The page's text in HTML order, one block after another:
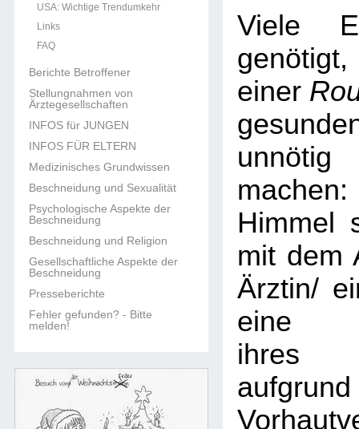
USA: Wichtige Trendumkehr
Links
FAQ
Berichte Betroffener
Stellungnahmen von
Ärztegesellschaften
INFOS für JUNGEN
INFOS FÜR ELTERN
Medizinisches Grundwissen
Beschneidung und Sexualität
Psychologische Aspekte der
Beschneidung
Beschneidung und Religion
Gesellschaftliche Aspekte der
Beschneidung
Presseberichte
Fehler gefunden? - Bitte
melden!
Viele
einer
Himmel
mit dem
Ärztin/
eine
ihres